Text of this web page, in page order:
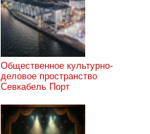
Общественное культурно-
деловое пространство
Севкабель Порт